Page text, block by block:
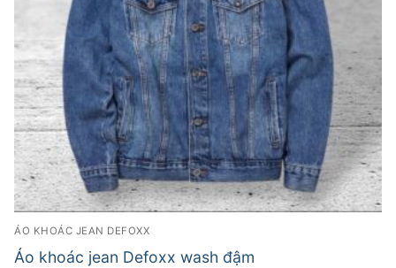
ÁO KHOÁC JEAN DEFOXX
Áo khoác jean Defoxx wash đậm